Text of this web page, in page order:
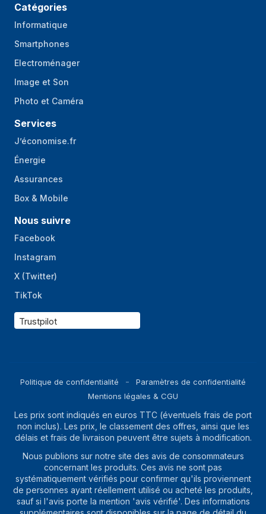
Catégories
Informatique
Smartphones
Electroménager
Image et Son
Photo et Caméra
Services
J’économise.fr
Énergie
Assurances
Box & Mobile
Nous suivre
Facebook
Instagram
X (Twitter)
TikTok
Trustpilot
Politique de confidentialité
Paramètres de confidentialité
Mentions légales & CGU
Les prix sont indiqués en euros TTC (éventuels frais de port
non inclus). Les prix, le classement des offres, ainsi que les
délais et frais de livraison peuvent être sujets à modification.
Nous publions sur notre site des avis de consommateurs
concernant les produits. Ces avis ne sont pas
systématiquement vérifiés pour confirmer qu'ils proviennent
de personnes ayant réellement utilisé ou acheté les produits,
sauf si l'avis porte la mention 'avis vérifié'. Des informations